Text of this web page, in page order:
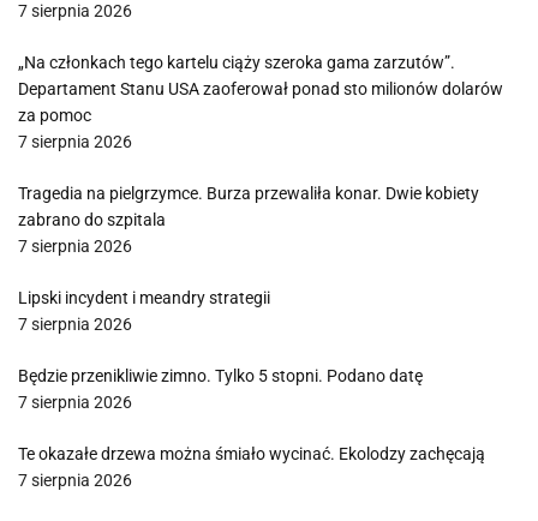
7 sierpnia 2026
„Na członkach tego kartelu ciąży szeroka gama zarzutów”.
Departament Stanu USA zaoferował ponad sto milionów dolarów
za pomoc
7 sierpnia 2026
Tragedia na pielgrzymce. Burza przewaliła konar. Dwie kobiety
zabrano do szpitala
7 sierpnia 2026
Lipski incydent i meandry strategii
7 sierpnia 2026
Będzie przenikliwie zimno. Tylko 5 stopni. Podano datę
7 sierpnia 2026
Te okazałe drzewa można śmiało wycinać. Ekolodzy zachęcają
7 sierpnia 2026